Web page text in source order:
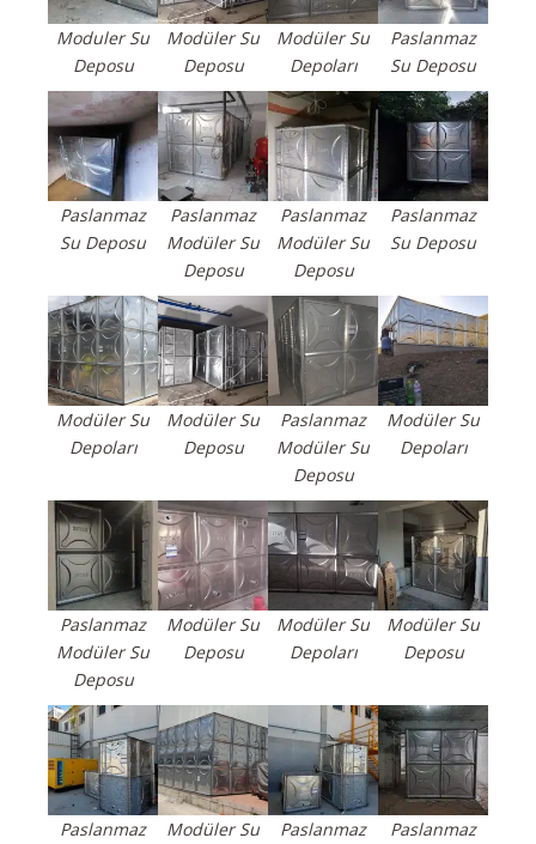
Moduler Su
Deposu
Modüler Su
Deposu
Modüler Su
Depoları
Paslanmaz
Su Deposu
Paslanmaz
Su Deposu
Paslanmaz
Modüler Su
Deposu
Paslanmaz
Modüler Su
Deposu
Paslanmaz
Su Deposu
Modüler Su
Depoları
Modüler Su
Deposu
Paslanmaz
Modüler Su
Deposu
Modüler Su
Depoları
Paslanmaz
Modüler Su
Deposu
Modüler Su
Deposu
Modüler Su
Depoları
Modüler Su
Deposu
Paslanmaz
Modüler Su
Paslanmaz
Paslanmaz